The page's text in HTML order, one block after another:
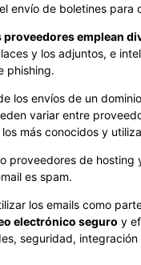
envío de boletines para
proveedores emplean
y los adjuntos, e
phishing.
los envíos de un
variar entre
más conocidos y
proveedores de
es spam.
los emails como
electrónico seguro y
seguridad,